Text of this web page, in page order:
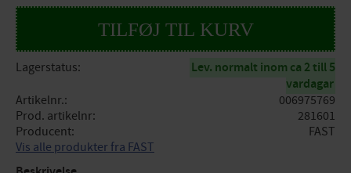
Lagerstatus
Lev. normalt inom ca 2 till 5
vardagar
Artikelnr.
006975769
Prod. artikelnr
281601
Producent
FAST
Vis alle produkter fra FAST